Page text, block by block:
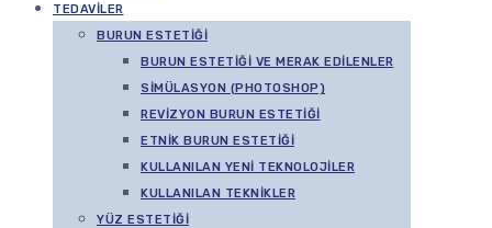
TEDAVILER
BURUN ESTETIĞI
BURUN ESTETIĞI VE MERAK EDILENLER
SIMÜLASYON (PHOTOSHOP)
REVIZYON BURUN ESTETIĞI
ETNIK BURUN ESTETIĞI
KULLANILAN YENI TEKNOLOJILER
KULLANILAN TEKNIKLER
YÜZ ESTETIĞI